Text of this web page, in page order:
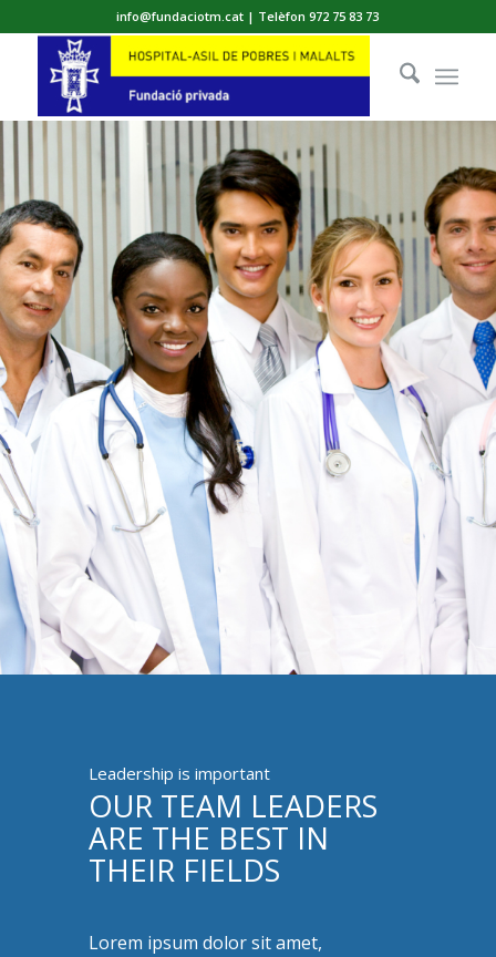
info@fundaciotm.cat | Telèfon 972 75 83 73
Leadership is important
OUR TEAM LEADERS
ARE THE BEST IN
THEIR FIELDS
Lorem ipsum dolor sit amet,